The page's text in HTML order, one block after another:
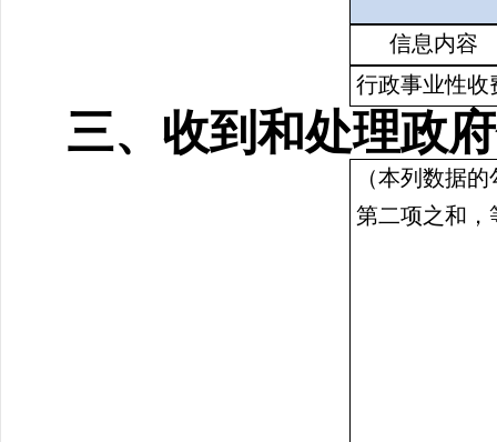
信息内容
行政事业性收
三、收到和处理政
（本列数据
第二项之和，